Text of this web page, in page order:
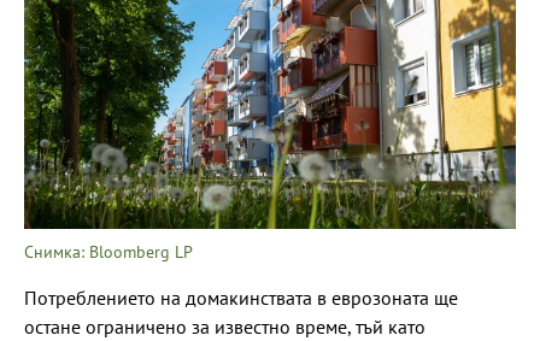
Снимка: Bloomberg LP
Потреблението на домакинствата в еврозоната ще
остане ограничено за известно време, тъй като